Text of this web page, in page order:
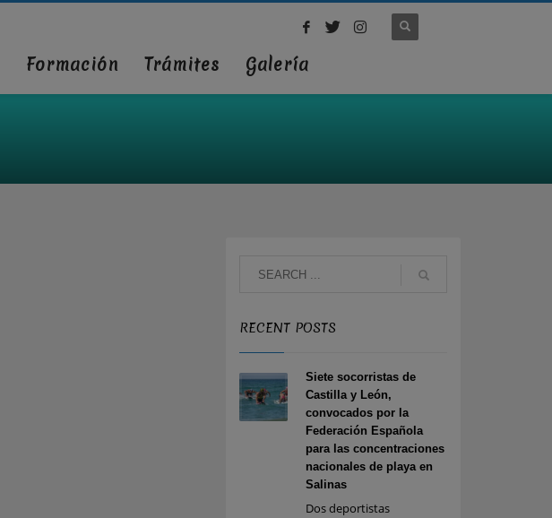
Formación Trámites
Galería
RECENT POSTS
Siete socorristas de
Castilla y León,
convocados por la
Federación Española
para las concentraciones
nacionales de playa en
Salinas
Dos deportistas